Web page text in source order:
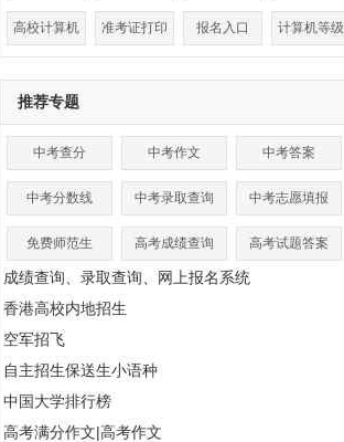
高校计算机 准考证打印 报名入口 计算机等级
成绩查询
推荐专题
中考查分 中考作文 中考答案
中考分数线 中考录取查询 中考志愿填报
免费师范生 高考成绩查询 高考试题答案
成绩查询、录取查询、网上报名系统
香港高校内地招生
空军招飞
自主招生保送生小语种
中国大学排行榜
高考满分作文|高考作文